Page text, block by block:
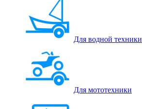
Для водной техники
Для мототехники